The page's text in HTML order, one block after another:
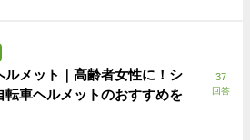
ルメット｜高齢者女性に！シ
転車ヘルメットのおすすめを
37
回答